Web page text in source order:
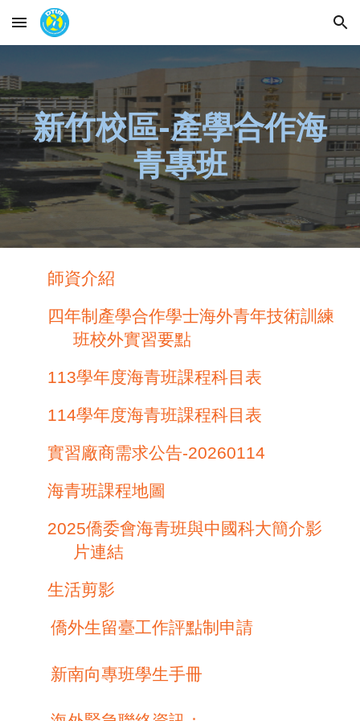
Skip to main content Skip to navigation
新竹校區-產學合作海
青專班
師資介紹
四年制產學合作學士海外青年技術訓練
班校外實習要點
113學年度海青班課程科目表
114學年度海青班課程科目表
實習廠商需求公告-20260114
海青班課程地圖
2025僑委會海青班與中國科大簡介影
片連結
生活剪影
僑外生留臺工作評點制申請
新南向專班學生手冊